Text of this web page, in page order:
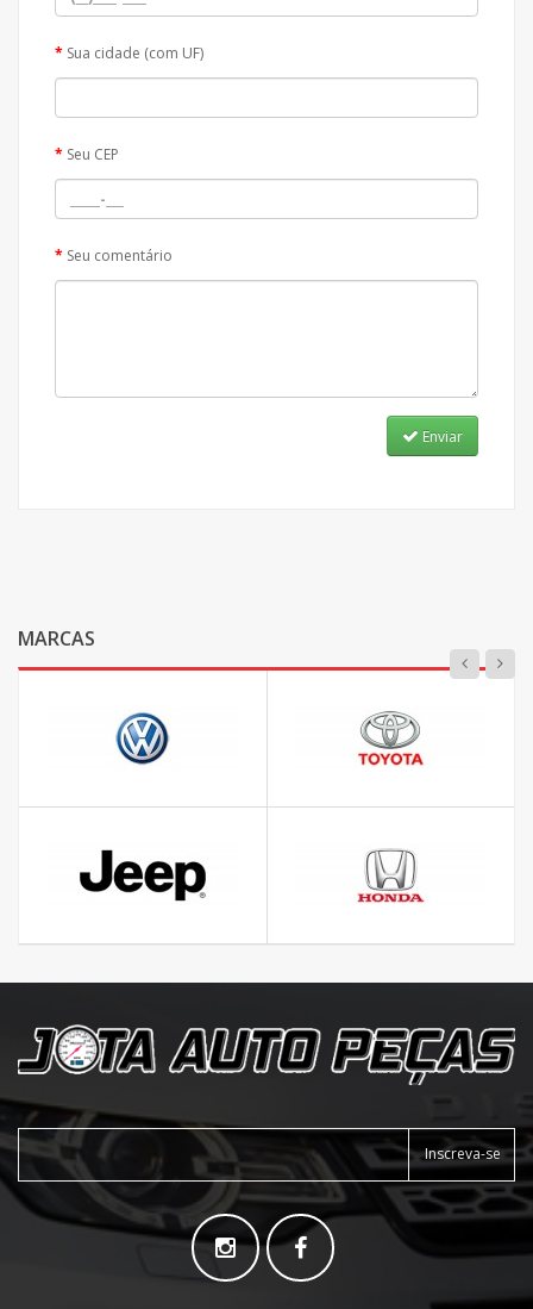
Sua cidade (com UF)
Seu CEP
Seu comentário
Enviar
MARCAS
Inscreva-se